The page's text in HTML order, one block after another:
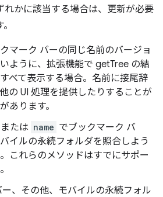
れかに該当する場合は、更新が必要
マーク バーの同じ名前のバージョ
ように、拡張機能で getTree の結
べて表示する場合。名前に接尾辞
の UI 処理を提供したりすることが
あります。
または name でブックマーク バ
イルの永続フォルダを照合しよう
これらのメソッドはすでにサポー
、その他、モバイルの永続フォル